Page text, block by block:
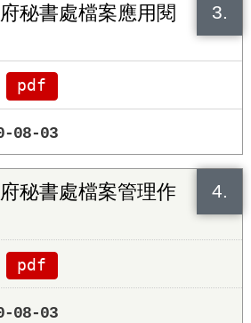
3.
秘書處檔案應用閱
pdf
08-03
4.
秘書處檔案管理作
pdf
08-03